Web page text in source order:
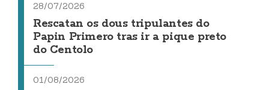
28/07/2026
Rescatan os dous tripulantes do
Papin Primero tras ir a pique preto
do Centolo
01/08/2026